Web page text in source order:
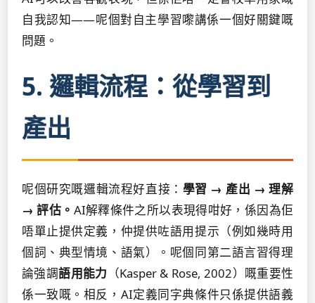
自我認知——呢個對自主學習嚟講係一個好關鍵嘅
問題。
5. 邏輯流程：從學習到
產出
呢個研究嘅邏輯流程好直接： 學習 → 產出 → 理解
→ 評估。 AI解釋條件之所以表現得咁好，係因為佢
唔單止提供定義，仲提供咗語用提示（例如幾時用
個詞、典型情境、語氣）。呢個同第二語言習得理
論強調語用能力 （Kasper & Rose, 2002）嘅重要性
係一致嘅。相反，AI定義同字典條件只係提供語義